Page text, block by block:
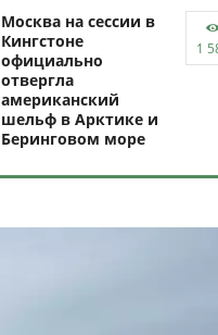
Москва на сессии в
Кингстоне
официально
отвергла
американский
шельф в Арктике и
Беринговом море